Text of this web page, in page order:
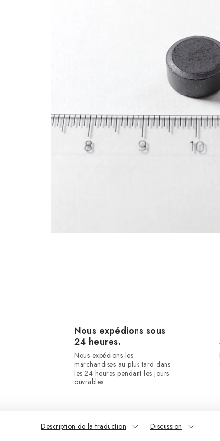
Nous expédions sous
24 heures.
Nous expédions les
marchandises au plus tard dans
les 24 heures pendant les jours
ouvrables.
Description de la traduction Discussion